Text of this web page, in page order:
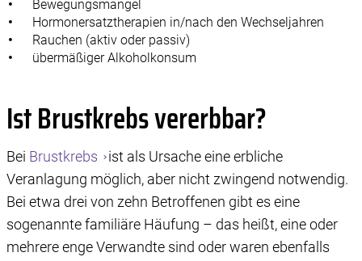
Bewegungsmangel
Hormonersatztherapien in/nach den Wechseljahren
Rauchen (aktiv oder passiv)
übermäßiger Alkoholkonsum
Ist Brustkrebs vererbbar?
Bei Brustkrebs
ist als Ursache eine erbliche
Veranlagung möglich, aber nicht zwingend notwendig.
Bei etwa drei von zehn Betroffenen gibt es eine
sogenannte familiäre Häufung – das heißt, eine oder
mehrere enge Verwandte sind oder waren ebenfalls